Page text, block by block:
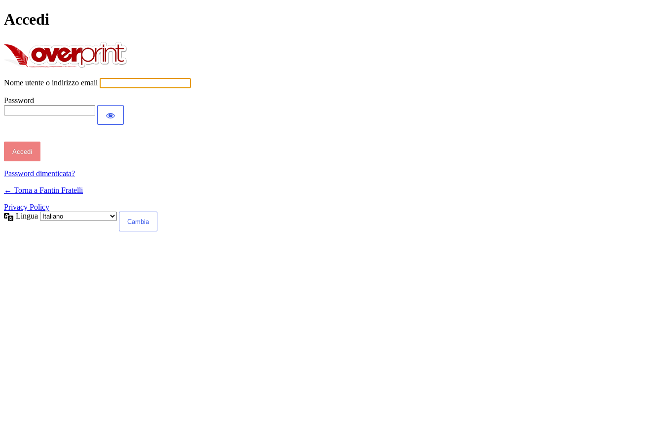
Accedi
Nome utente o indirizzo email
Password
Password dimenticata?
← Torna a Fantin Fratelli
Privacy Policy
Lingua